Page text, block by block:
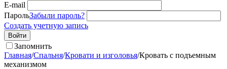
E-mail
ПарольЗабыли пароль?
Создать учетную запись
Войти
Запомнить
Главная/Спальня/Кровати и изголовья/Кровать с подъемным
механизмом